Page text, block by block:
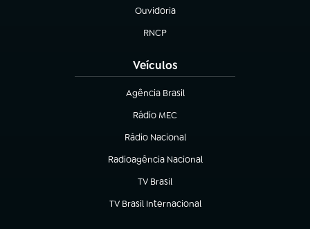
Ouvidoria
(abre em nova aba)
RNCP
(abre em nova aba)
Veículos
Agência Brasil
(abre em nova aba)
Rádio MEC
(abre em nova aba)
Rádio Nacional
Radioagência Nacional
(abre em nova aba)
TV Brasil
(abre em nova aba)
TV Brasil Internacional
(abre em nova aba)